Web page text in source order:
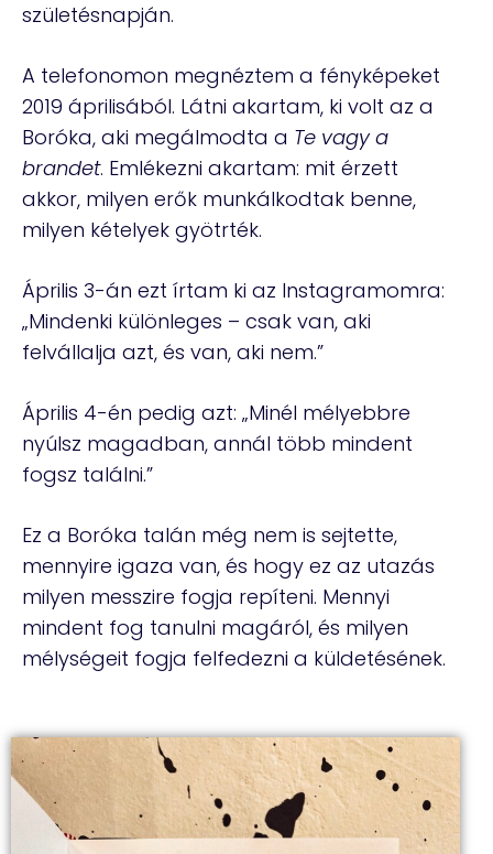
születésnapján.
A telefonomon megnéztem a fényképeket
2019 áprilisából. Látni akartam, ki volt az a
Boróka, aki megálmodta a Te vagy a
brandet. Emlékezni akartam: mit érzett
akkor, milyen erők munkálkodtak benne,
milyen kételyek gyötrték.
Április 3-án ezt írtam ki az Instagramomra:
„Mindenki különleges – csak van, aki
felvállalja azt, és van, aki nem.”
Április 4-én pedig azt: „Minél mélyebbre
nyúlsz magadban, annál több mindent
fogsz találni.”
Ez a Boróka talán még nem is sejtette,
mennyire igaza van, és hogy ez az utazás
milyen messzire fogja repíteni. Mennyi
mindent fog tanulni magáról, és milyen
mélységeit fogja felfedezni a küldetésének.